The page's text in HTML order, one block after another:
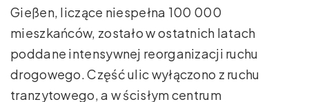
Gießen, liczące niespełna 100 000
mieszkańców, zostało w ostatnich latach
poddane intensywnej reorganizacji ruchu
drogowego. Część ulic wyłączono z ruchu
tranzytowego, a w ścisłym centrum